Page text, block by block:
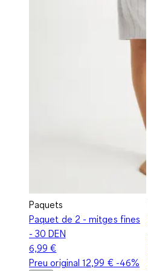
Paquets
Paquet de 2 - mitges fines
- 30 DEN
6,99 €
Preu original12,99 €-46%